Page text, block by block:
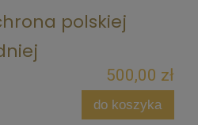
polskiej
500,00 zł
do koszyka